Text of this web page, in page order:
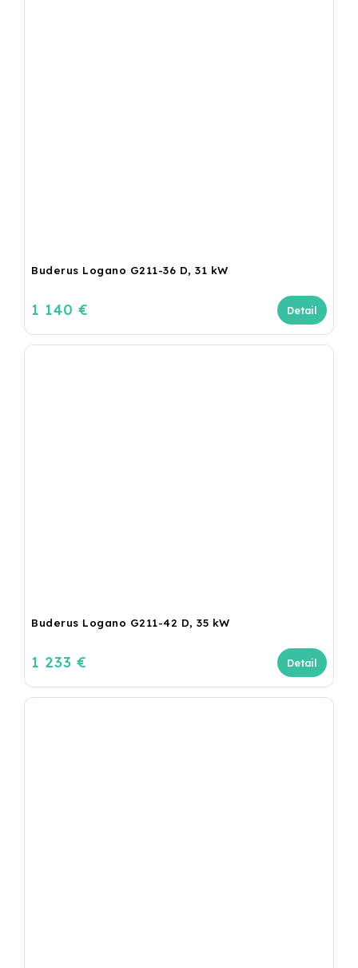
Buderus Logano G211-36 D, 31 kW
1 140 € Detail
Buderus Logano G211-42 D, 35 kW
1 233 € Detail